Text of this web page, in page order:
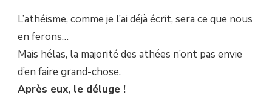
L’athéisme, comme je l’ai déjà écrit, sera ce que nous
en ferons…
Mais hélas, la majorité des athées n’ont pas envie
d’en faire grand-chose.
Après eux, le déluge !